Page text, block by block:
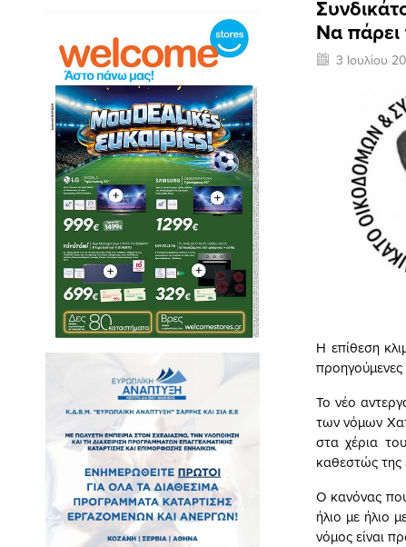
Να πάρει
3 Ιουλίου
Η επίθεση
προηγούμενες
Το νέο
των νόμων
στα χέρια
καθεστώς της
Ο κανόνας
ήλιο με ήλιο
νόμος είναι